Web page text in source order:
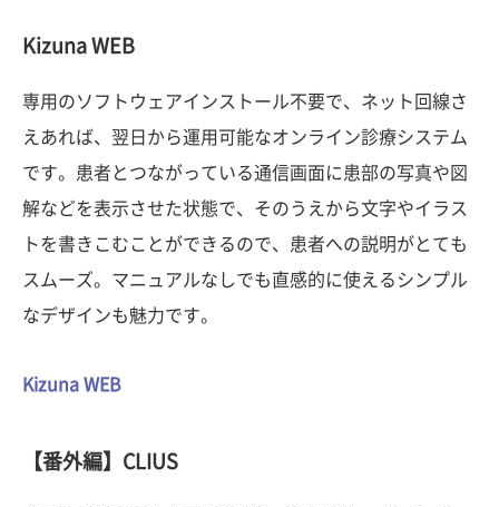
Kizuna WEB
専用のソフトウェアインストール不要で、ネット回線さ
えあれば、翌日から運用可能なオンライン診療システム
です。患者とつながっている通信画面に患部の写真や図
解などを表示させた状態で、そのうえから文字やイラス
トを書きこむことができるので、患者への説明がとても
スムーズ。マニュアルなしでも直感的に使えるシンプル
なデザインも魅力です。
Kizuna WEB
【番外編】CLIUS